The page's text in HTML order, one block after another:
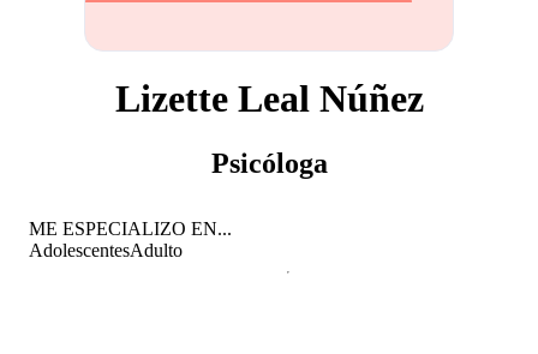
Lizette Leal Núñez
Psicóloga
ME ESPECIALIZO EN...
AdolescentesAdulto